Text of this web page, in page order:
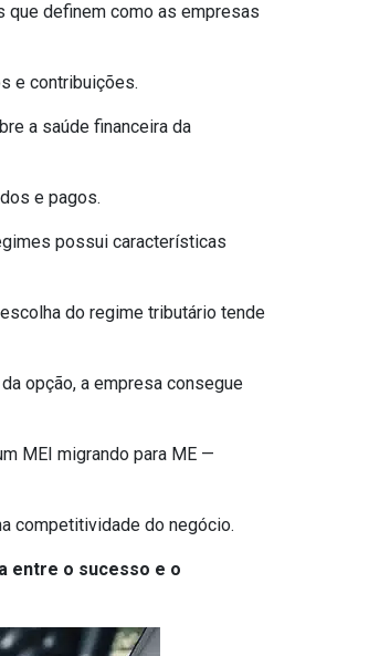
que definem como as empresas
e contribuições.
a saúde financeira da
e pagos.
possui características
do regime tributário tende
opção, a empresa consegue
MEI migrando para ME —
competitividade do negócio.
entre o sucesso e o